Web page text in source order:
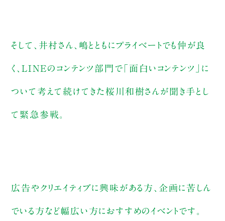
そして、井村さん、嶋とともにプライベートでも仲が良
く、LINEのコンテンツ部門で「面白いコンテンツ」に
ついて考えて続けてきた桜川和樹さんが聞き手とし
て緊急参戦。
広告やクリエイティブに興味がある方、企画に苦しん
でいる方など幅広い方におすすめのイベントです。